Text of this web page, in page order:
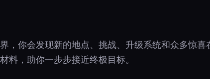
，你会发现新的地点、挑战、升级系统和众多惊
料，助你一步步接近终极目标。